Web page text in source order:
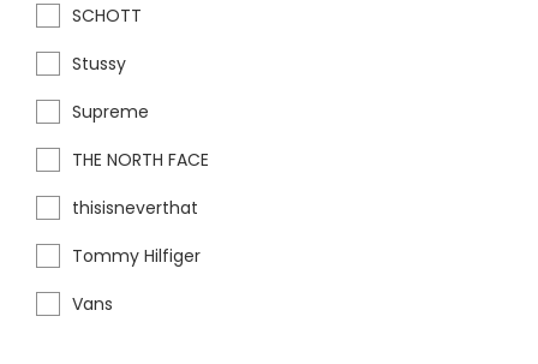
SCHOTT
Stussy
Supreme
THE NORTH FACE
thisisneverthat
Tommy Hilfiger
Vans